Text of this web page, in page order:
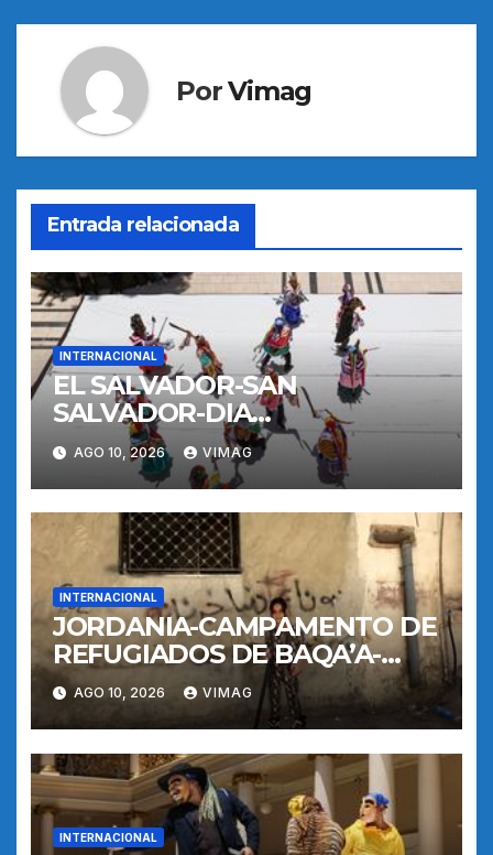
PorVimag
Entrada relacionada
INTERNACIONAL
EL SALVADOR-SAN
SALVADOR-DIA
INTERNACIONAL DE LOS
PUEBLOS INDIGENAS
AGO 10, 2026 VIMAG
INTERNACIONAL
JORDANIA-CAMPAMENTO DE
REFUGIADOS DE BAQA’A-
VIDA COTIDIANA
AGO 10, 2026 VIMAG
INTERNACIONAL